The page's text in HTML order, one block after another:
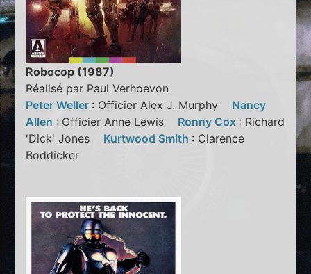
Robocop (1987)
Réalisé par Paul Verhoevon
Peter Weller : Officier Alex J. Murphy Nancy
Allen : Officier Anne Lewis Ronny Cox : Richard
'Dick' Jones Kurtwood Smith : Clarence
Boddicker